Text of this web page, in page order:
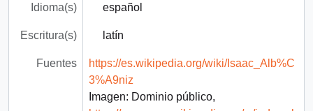
Idioma(s) español
Escritura(s) latín
Fuentes
https://es.wikipedia.org/wiki/Isaac_Alb%C
3%A9niz
Imagen: Dominio público,